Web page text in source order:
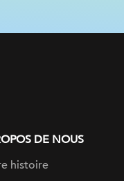
DE NOUS
histoire